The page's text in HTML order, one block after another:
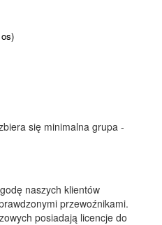
się minimalna grupa -
naszych klientów
przewoźnikami.
posiadają licencje do